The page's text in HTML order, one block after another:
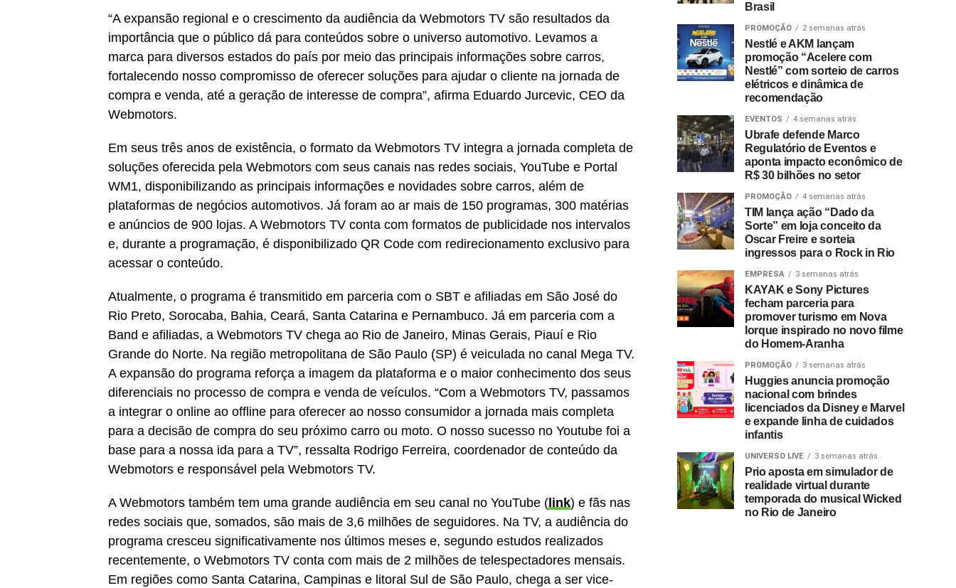
“A expansão regional e o crescimento da audiência da Webmotors TV são resultados da
importância que o público dá para conteúdos sobre o universo automotivo. Levamos a
marca para diversos estados do país por meio das principais informações sobre carros,
fortalecendo nosso compromisso de oferecer soluções para ajudar o cliente na jornada de
compra e venda, até a geração de interesse de compra”, afirma Eduardo Jurcevic, CEO da
Webmotors.
Em seus três anos de existência, o formato da Webmotors TV integra a jornada completa de
soluções oferecida pela Webmotors com seus canais nas redes sociais, YouTube e Portal
WM1, disponibilizando as principais informações e novidades sobre carros, além de
plataformas de negócios automotivos. Já foram ao ar mais de 150 programas, 300 matérias
e anúncios de 900 lojas. A Webmotors TV conta com formatos de publicidade nos intervalos
e, durante a programação, é disponibilizado QR Code com redirecionamento exclusivo para
acessar o conteúdo.
Atualmente, o programa é transmitido em parceria com o SBT e afiliadas em São José do
Rio Preto, Sorocaba, Bahia, Ceará, Santa Catarina e Pernambuco. Já em parceria com a
Band e afiliadas, a Webmotors TV chega ao Rio de Janeiro, Minas Gerais, Piauí e Rio
Grande do Norte. Na região metropolitana de São Paulo (SP) é veiculada no canal Mega TV.
A expansão do programa reforça a imagem da plataforma e o maior conhecimento dos seus
diferenciais no processo de compra e venda de veículos. “Com a Webmotors TV, passamos
a integrar o online ao offline para oferecer ao nosso consumidor a jornada mais completa
para a decisão de compra do seu próximo carro ou moto. O nosso sucesso no Youtube foi a
base para a nossa ida para a TV”, ressalta Rodrigo Ferreira, coordenador de conteúdo da
Webmotors e responsável pela Webmotors TV.
A Webmotors também tem uma grande audiência em seu canal no YouTube ( link) e fãs nas
redes sociais que, somados, são mais de 3,6 milhões de seguidores. Na TV, a audiência do
programa cresceu significativamente nos últimos meses e, segundo estudos realizados
recentemente, o Webmotors TV conta com mais de 2 milhões de telespectadores mensais.
Em regiões como Santa Catarina, Campinas e litoral Sul de São Paulo, chega a ser vice-
Brasil
PROMOÇÃO 2 semanas atrás
Nestlé e AKM lançam
promoção “Acelere com
Nestlé” com sorteio de carros
elétricos e dinâmica de
recomendação
EVENTOS 4 semanas atrás
Ubrafe defende Marco
Regulatório de Eventos e
aponta impacto econômico de
R$ 30 bilhões no setor
PROMOÇÃO 4 semanas atrás
TIM lança ação “Dado da
Sorte” em loja conceito da
Oscar Freire e sorteia
ingressos para o Rock in Rio
EMPRESA 3 semanas atrás
KAYAK e Sony Pictures
fecham parceria para
promover turismo em Nova
Iorque inspirado no novo filme
do Homem-Aranha
PROMOÇÃO 3 semanas atrás
Huggies anuncia promoção
nacional com brindes
licenciados da Disney e Marvel
e expande linha de cuidados
infantis
UNIVERSO LIVE 3 semanas atrás
Prio aposta em simulador de
realidade virtual durante
temporada do musical Wicked
no Rio de Janeiro